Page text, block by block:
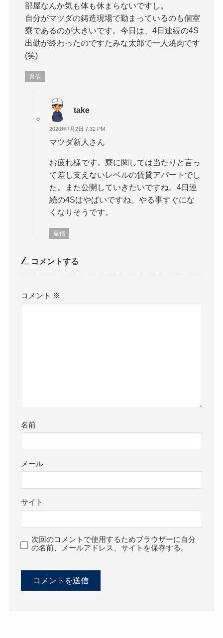
部屋なんか気も体も休まらないですし。
自分がマツダの鋳造現場で勤まっているのも個室
寮であるのが大きいです。今日は、4日連続の4S
出勤が終わったのですたみな太郎で一人焼肉です
(笑)
返信
take
2020年7月2日 7:32 PM
マツダ新人さん
お疲れ様です。寮に関しては当たりと言っ
て差し支えないレベルの賃貸アパートでし
た。また公開していきたいですね。4日連
続の4Sはやばいですね。やる事すぐにな
くなりそうです。
返信
コメントする
コメント ※
名前
メール
サイト
次回のコメントで使用するためブラウザーに自分
の名前、メールアドレス、サイトを保存する。